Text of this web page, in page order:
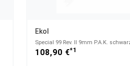
Ekol
Special 99 Rev. II 9mm P.A.K.
108,90 €*1